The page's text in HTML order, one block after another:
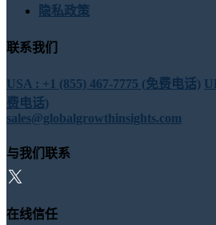
隐私政策
联系我们
USA : +1 (855) 467-7775 (免费电话)
费电话)
sales@globalgrowthinsights.com
与我们联系
在线信任